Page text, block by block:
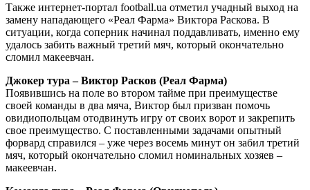
Также интернет-портал football.ua отметил учадный выход на
замену нападающего «Реал Фарма» Виктора Раскова. В
ситуации, когда соперник начинал поддавливать, именно ему
удалось забить важный третий мяч, который окончательно
сломил макеевчан.
Джокер тура – Виктор Расков (Реал Фарма)
Появившись на поле во втором тайме при преимуществе
своей команды в два мяча, Виктор был призван помочь
овидиопольцам отодвинуть игру от своих ворот и закрепить
свое преимущество. С поставленными задачами опытный
форвард справился – уже через восемь минут он забил третий
мяч, который окончательно сломил номинальных хозяев –
макеевчан.